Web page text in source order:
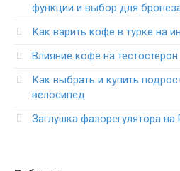
функции и выбор для
Как варить кофе в турке на
Влияние кофе на
Как выбрать и купить
велосипед
Заглушка фазорегулятора